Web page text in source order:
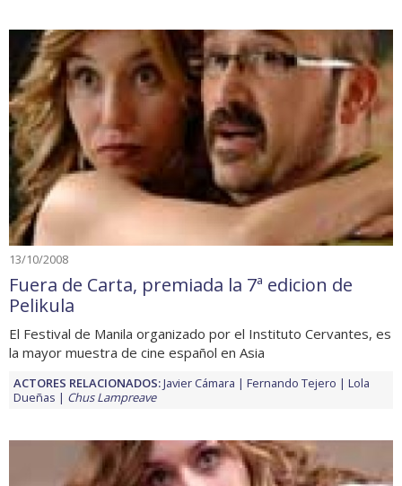
13/10/2008
Fuera de Carta, premiada la 7ª edicion de
Pelikula
El Festival de Manila organizado por el Instituto Cervantes, es
la mayor muestra de cine español en Asia
ACTORES RELACIONADOS:Javier Cámara Fernando Tejero
Lola
Dueñas
Chus Lampreave